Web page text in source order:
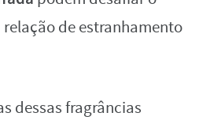
de estranhamento
dessas fragrâncias